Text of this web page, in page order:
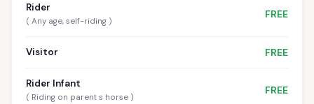
Rider
( Any age, self-riding )
FREE
Visitor FREE
Rider Infant
( Riding on parent s horse )
FREE